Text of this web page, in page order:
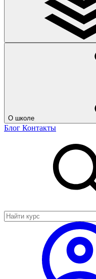
О школе
Блог Контакты